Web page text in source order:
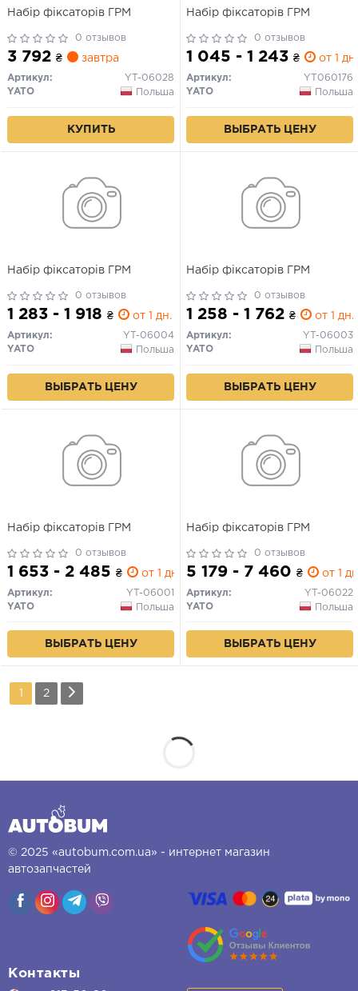
Набір фіксаторів ГРМ
0 отзывов
3 792 ₴ завтра
Артикул:
YT-06028
YATO
Польша
КУПИТЬ
Набір фіксаторів ГРМ
0 отзывов
1 045 - 1 243 ₴ от 1 дн.
Артикул:
YT060176
YATO
Польша
ВЫБРАТЬ ЦЕНУ
Набір фіксаторів ГРМ
0 отзывов
1 283 - 1 918 ₴ от 1 дн.
Артикул:
YT-06004
YATO
Польша
ВЫБРАТЬ ЦЕНУ
Набір фіксаторів ГРМ
0 отзывов
1 258 - 1 762 ₴ от 1 дн.
Артикул:
YT-06003
YATO
Польша
ВЫБРАТЬ ЦЕНУ
Набір фіксаторів ГРМ
0 отзывов
1 653 - 2 485 ₴ от 1 дн.
Артикул:
YT-06001
YATO
Польша
ВЫБРАТЬ ЦЕНУ
Набір фіксаторів ГРМ
0 отзывов
5 179 - 7 460 ₴ от 1
Артикул:
YT-06022
YATO
Польша
ВЫБРАТЬ ЦЕНУ
1 2
© 2025 «autobum.com.ua» - интернет магазин
автозапчастей
Контакты